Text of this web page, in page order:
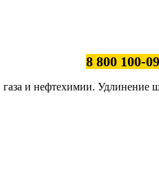
8 800 100-
и нефтехимии.